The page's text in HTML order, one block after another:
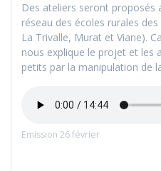
Des ateliers seront proposés
réseau des écoles rurales
La Trivalle, Murat et Viane).
nous explique le projet et les
petits par la manipulation de
Emission 26 février